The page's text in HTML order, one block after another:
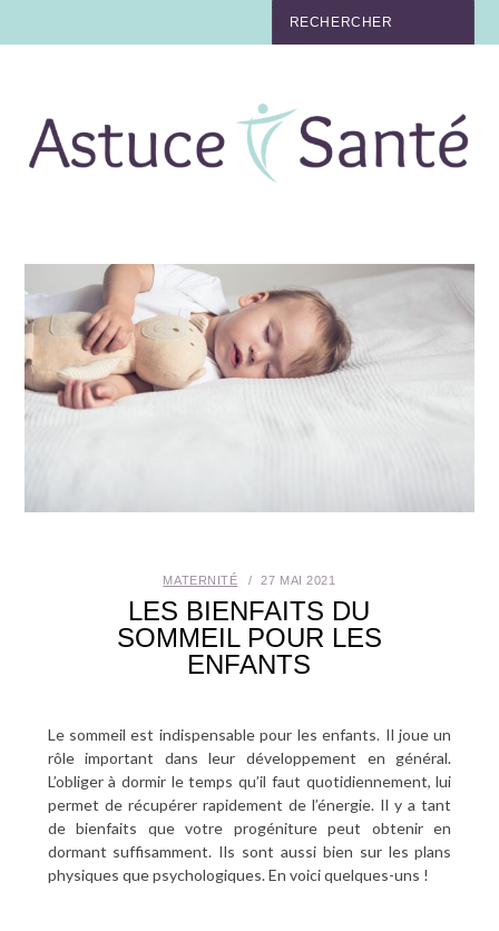
TABAC
NUTRITION
MÉDECINE
MÉDECINE DOUCE
MATERNITÉ 27 MAI 2021
LES BIENFAITS DU
SOMMEIL POUR LES
ENFANTS
Le sommeil est indispensable pour les enfants. Il joue un
rôle important dans leur développement en général.
L’obliger à dormir le temps qu’il faut quotidiennement, lui
permet de récupérer rapidement de l’énergie. Il y a tant
de bienfaits que votre progéniture peut obtenir en
dormant suffisamment. Ils sont aussi bien sur les plans
physiques que psychologiques. En voici quelques-uns !